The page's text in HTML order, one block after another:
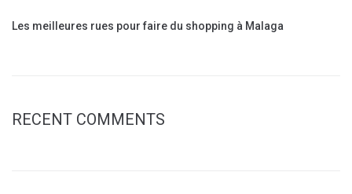
Les meilleures rues pour faire du shopping à Malaga
RECENT COMMENTS